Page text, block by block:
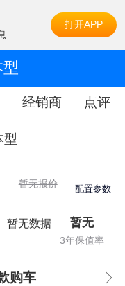
打开APP
经销商 点评
型
暂无报价 配置参数
暂无数据 暂无
3年保值率
购车